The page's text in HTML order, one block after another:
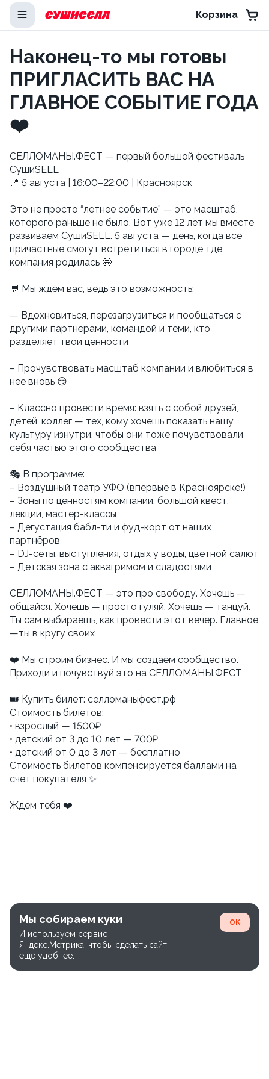
Корзина
Наконец-то мы готовы
ПРИГЛАСИТЬ ВАС НА
ГЛАВНОЕ СОБЫТИЕ ГОДА
❤️
СЕЛЛОМАНЫ.ФЕСТ — первый большой фестиваль
СушиSELL
📍 5 августа | 16:00–22:00 | Красноярск
Это не просто “летнее событие” — это масштаб,
которого раньше не было. Вот уже 12 лет мы вместе
развиваем СушиSELL. 5 августа — день, когда все
причастные смогут встретиться в городе, где
компания родилась 🤩
💬 Мы ждём вас, ведь это возможность:
— Вдохновиться, перезагрузиться и пообщаться с
другими партнёрами, командой и теми, кто
разделяет твои ценности
– Прочувствовать масштаб компании и влюбиться в
нее вновь 😏
– Классно провести время: взять с собой друзей,
детей, коллег — тех, кому хочешь показать нашу
культуру изнутри, чтобы они тоже почувствовали
себя частью этого сообщества
🎭 В программе:
– Воздушный театр УФО (впервые в Красноярске!)
– Зоны по ценностям компании, большой квест,
лекции, мастер-классы
– Дегустация бабл-ти и фуд-корт от наших
партнёров
– DJ-сеты, выступления, отдых у воды, цветной салют
– Детская зона с аквагримом и сладостями
СЕЛЛОМАНЫ.ФЕСТ — это про свободу. Хочешь —
общайся. Хочешь — просто гуляй. Хочешь — танцуй.
Ты сам выбираешь, как провести этот вечер. Главное
—ты в кругу своих
❤️ Мы строим бизнес. И мы создаём сообщество.
Приходи и почувствуй это на СЕЛЛОМАНЫ.ФЕСТ
🎟 Купить билет: селломаныфест.рф
Стоимость билетов:
• взрослый — 1500₽
• детский от 3 до 10 лет — 700₽
• детский от 0 до 3 лет — бесплатно
Стоимость билетов компенсируется баллами на
счет покупателя ✨
Ждем тебя ❤️
Мы собираем куки
И используем сервис
Яндекс.Метрика, чтобы сделать сайт
еще удобнее.
OK